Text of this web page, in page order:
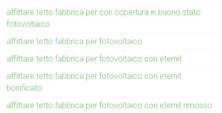
affittare tetto fabbrica per con copertura in buono stato
fotovoltaico
affittare tetto fabbrica per fotovoltaico
affittare tetto fabbrica per fotovoltaico con eternit
affittare tetto fabbrica per fotovoltaico con eternit
bonificato
affittare tetto fabbrica per fotovoltaico con eternit rimosso